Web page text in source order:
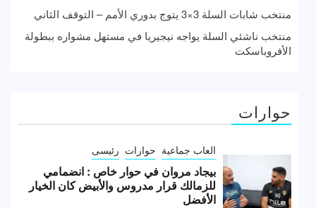
منتخب شابات السلة 3×3 يتوج بدوري الأمم – التوقف الثاني
منتخب ناشئي السلة يواجه نيجيريا في مستهل مشواره ببطولة
الأفروباسكت
حوارات
العاب جماعية حوارات رئيسى
بيجاد مروان في حوار خاص : انضمامي
للزمالك قرار مدروس والأبيض كان الخيار
الأفضل